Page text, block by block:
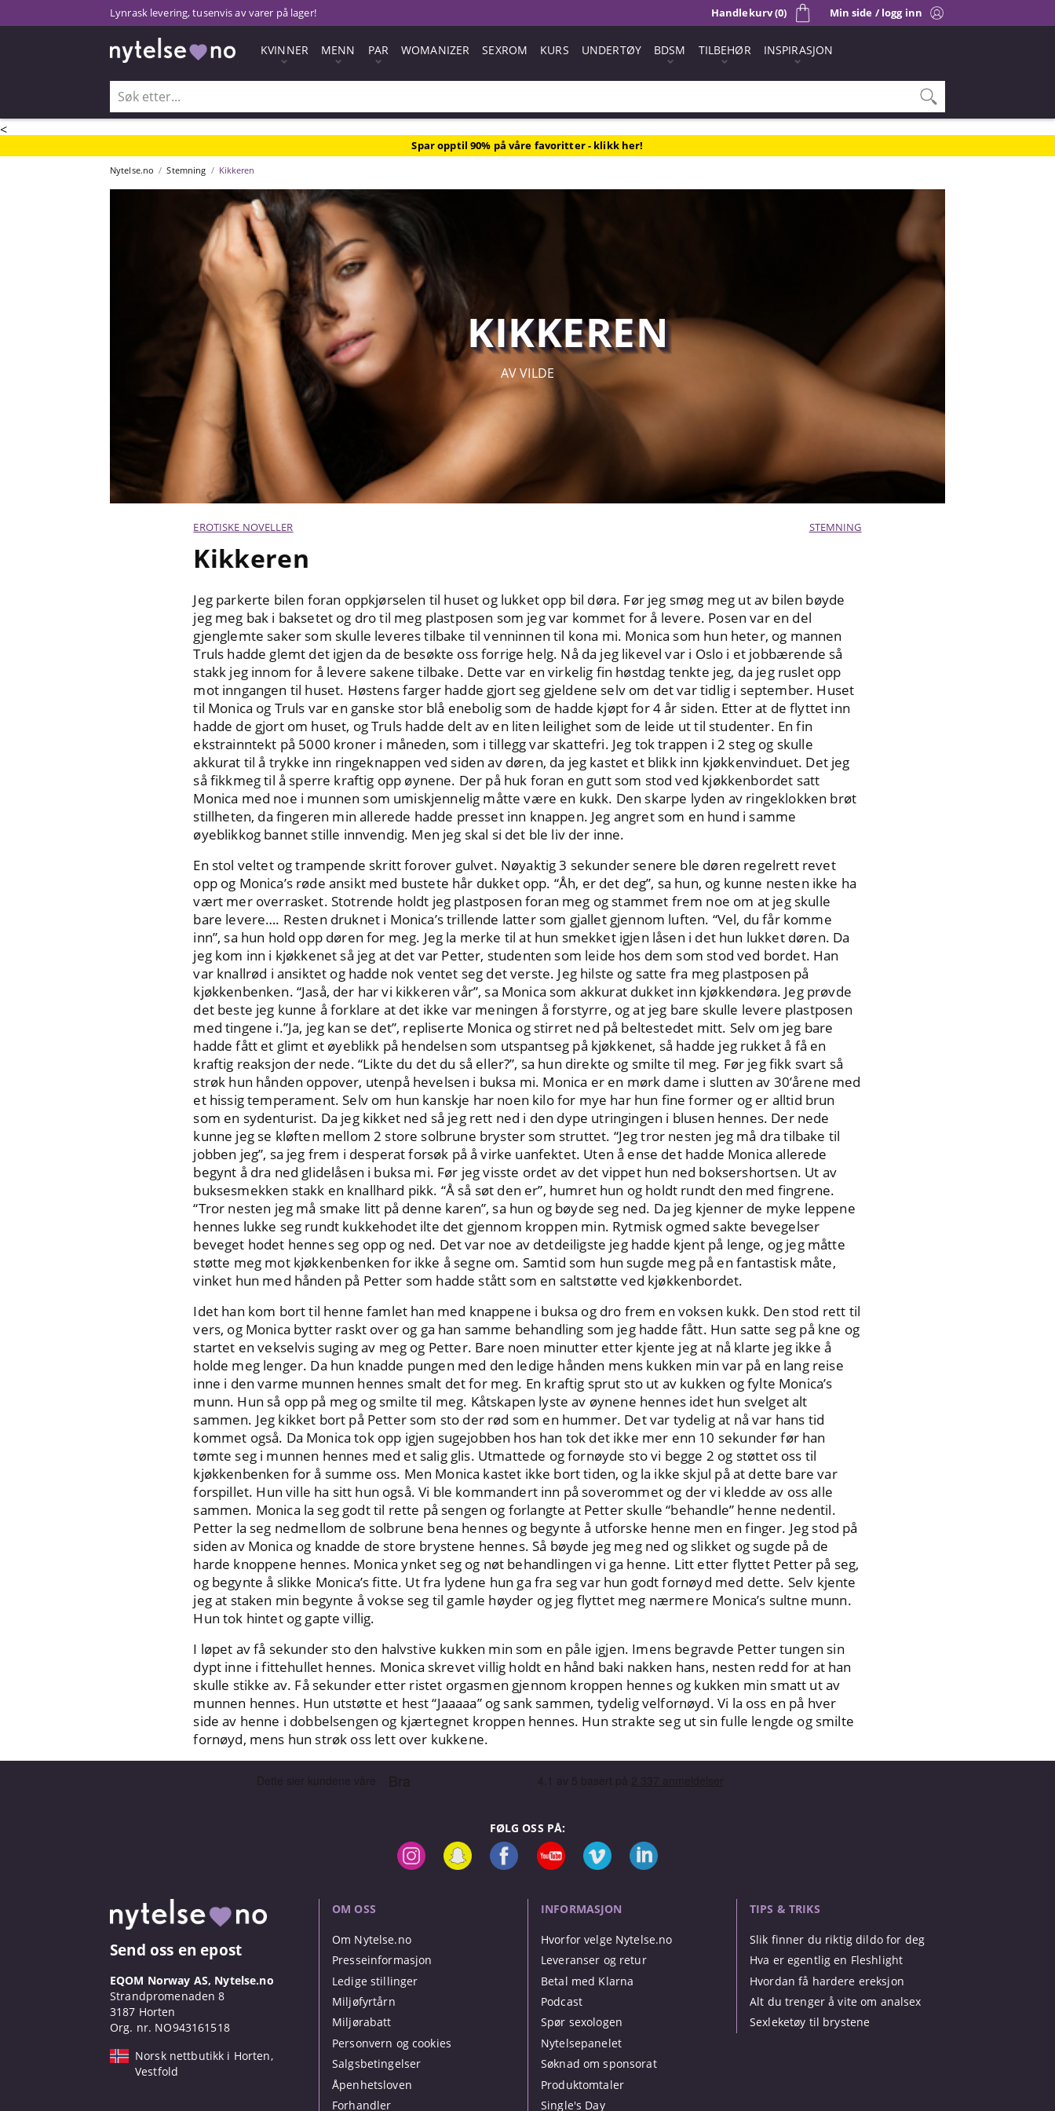
<
Lynrask levering, tusenvis av varer på lager! Min side / logg inn
Handlekurv (0)
KVINNER MENN PAR WOMANIZER SEXROM KURS UNDERTØY BDSM TILBEHØR INSPIRASJON
Spar opptil 90% på våre favoritter - klikk her!
Nytelse.no Stemning Kikkeren
KIKKEREN
AV VILDE
EROTISKE NOVELLER STEMNING
Kikkeren
Jeg parkerte bilen foran oppkjørselen til huset og lukket opp bil døra. Før jeg smøg meg ut av bilen bøyde
jeg meg bak i baksetet og dro til meg plastposen som jeg var kommet for å levere. Posen var en del
gjenglemte saker som skulle leveres tilbake til venninnen til kona mi. Monica som hun heter, og mannen
Truls hadde glemt det igjen da de besøkte oss forrige helg. Nå da jeg likevel var i Oslo i et jobbærende så
stakk jeg innom for å levere sakene tilbake. Dette var en virkelig fin høstdag tenkte jeg, da jeg ruslet opp
mot inngangen til huset. Høstens farger hadde gjort seg gjeldene selv om det var tidlig i september. Huset
til Monica og Truls var en ganske stor blå enebolig som de hadde kjøpt for 4 år siden. Etter at de flyttet inn
hadde de gjort om huset, og Truls hadde delt av en liten leilighet som de leide ut til studenter. En fin
ekstrainntekt på 5000 kroner i måneden, som i tillegg var skattefri. Jeg tok trappen i 2 steg og skulle
akkurat til å trykke inn ringeknappen ved siden av døren, da jeg kastet et blikk inn kjøkkenvinduet. Det jeg
så fikkmeg til å sperre kraftig opp øynene. Der på huk foran en gutt som stod ved kjøkkenbordet satt
Monica med noe i munnen som umiskjennelig måtte være en kukk. Den skarpe lyden av ringeklokken brøt
stillheten, da fingeren min allerede hadde presset inn knappen. Jeg angret som en hund i samme
øyeblikkog bannet stille innvendig. Men jeg skal si det ble liv der inne.
En stol veltet og trampende skritt forover gulvet. Nøyaktig 3 sekunder senere ble døren regelrett revet
opp og Monica’s røde ansikt med bustete hår dukket opp. “Åh, er det deg”, sa hun, og kunne nesten ikke ha
vært mer overrasket. Stotrende holdt jeg plastposen foran meg og stammet frem noe om at jeg skulle
bare levere…. Resten druknet i Monica’s trillende latter som gjallet gjennom luften. “Vel, du får komme
inn”, sa hun hold opp døren for meg. Jeg la merke til at hun smekket igjen låsen i det hun lukket døren. Da
jeg kom inn i kjøkkenet så jeg at det var Petter, studenten som leide hos dem som stod ved bordet. Han
var knallrød i ansiktet og hadde nok ventet seg det verste. Jeg hilste og satte fra meg plastposen på
kjøkkenbenken. “Jaså, der har vi kikkeren vår”, sa Monica som akkurat dukket inn kjøkkendøra. Jeg prøvde
det beste jeg kunne å forklare at det ikke var meningen å forstyrre, og at jeg bare skulle levere plastposen
med tingene i.”Ja, jeg kan se det”, repliserte Monica og stirret ned på beltestedet mitt. Selv om jeg bare
hadde fått et glimt et øyeblikk på hendelsen som utspantseg på kjøkkenet, så hadde jeg rukket å få en
kraftig reaksjon der nede. “Likte du det du så eller?”, sa hun direkte og smilte til meg. Før jeg fikk svart så
strøk hun hånden oppover, utenpå hevelsen i buksa mi. Monica er en mørk dame i slutten av 30’årene med
et hissig temperament. Selv om hun kanskje har noen kilo for mye har hun fine former og er alltid brun
som en sydenturist. Da jeg kikket ned så jeg rett ned i den dype utringingen i blusen hennes. Der nede
kunne jeg se kløften mellom 2 store solbrune bryster som struttet. “Jeg tror nesten jeg må dra tilbake til
jobben jeg”, sa jeg frem i desperat forsøk på å virke uanfektet. Uten å ense det hadde Monica allerede
begynt å dra ned glidelåsen i buksa mi. Før jeg visste ordet av det vippet hun ned boksershortsen. Ut av
buksesmekken stakk en knallhard pikk. “Å så søt den er”, humret hun og holdt rundt den med fingrene.
“Tror nesten jeg må smake litt på denne karen”, sa hun og bøyde seg ned. Da jeg kjenner de myke leppene
hennes lukke seg rundt kukkehodet ilte det gjennom kroppen min. Rytmisk ogmed sakte bevegelser
beveget hodet hennes seg opp og ned. Det var noe av detdeiligste jeg hadde kjent på lenge, og jeg måtte
støtte meg mot kjøkkenbenken for ikke å segne om. Samtid som hun sugde meg på en fantastisk måte,
vinket hun med hånden på Petter som hadde stått som en saltstøtte ved kjøkkenbordet.
Idet han kom bort til henne famlet han med knappene i buksa og dro frem en voksen kukk. Den stod rett til
vers, og Monica bytter raskt over og ga han samme behandling som jeg hadde fått. Hun satte seg på kne og
startet en vekselvis suging av meg og Petter. Bare noen minutter etter kjente jeg at nå klarte jeg ikke å
holde meg lenger. Da hun knadde pungen med den ledige hånden mens kukken min var på en lang reise
inne i den varme munnen hennes smalt det for meg. En kraftig sprut sto ut av kukken og fylte Monica’s
munn. Hun så opp på meg og smilte til meg. Kåtskapen lyste av øynene hennes idet hun svelget alt
sammen. Jeg kikket bort på Petter som sto der rød som en hummer. Det var tydelig at nå var hans tid
kommet også. Da Monica tok opp igjen sugejobben hos han tok det ikke mer enn 10 sekunder før han
tømte seg i munnen hennes med et salig glis. Utmattede og fornøyde sto vi begge 2 og støttet oss til
kjøkkenbenken for å summe oss. Men Monica kastet ikke bort tiden, og la ikke skjul på at dette bare var
forspillet. Hun ville ha sitt hun også. Vi ble kommandert inn på soverommet og der vi kledde av oss alle
sammen. Monica la seg godt til rette på sengen og forlangte at Petter skulle “behandle” henne nedentil.
Petter la seg nedmellom de solbrune bena hennes og begynte å utforske henne men en finger. Jeg stod på
siden av Monica og knadde de store brystene hennes. Så bøyde jeg meg ned og slikket og sugde på de
harde knoppene hennes. Monica ynket seg og nøt behandlingen vi ga henne. Litt etter flyttet Petter på seg,
og begynte å slikke Monica’s fitte. Ut fra lydene hun ga fra seg var hun godt fornøyd med dette. Selv kjente
jeg at staken min begynte å vokse seg til gamle høyder og jeg flyttet meg nærmere Monica’s sultne munn.
Hun tok hintet og gapte villig.
I løpet av få sekunder sto den halvstive kukken min som en påle igjen. Imens begravde Petter tungen sin
dypt inne i fittehullet hennes. Monica skrevet villig holdt en hånd baki nakken hans, nesten redd for at han
skulle stikke av. Få sekunder etter ristet orgasmen gjennom kroppen hennes og kukken min smatt ut av
munnen hennes. Hun utstøtte et hest “Jaaaaa” og sank sammen, tydelig velfornøyd. Vi la oss en på hver
side av henne i dobbelsengen og kjærtegnet kroppen hennes. Hun strakte seg ut sin fulle lengde og smilte
fornøyd, mens hun strøk oss lett over kukkene.
FØLG OSS PÅ:
Send oss en epost
EQOM Norway AS, Nytelse.no
Strandpromenaden 8
3187 Horten
Org. nr. NO943161518
Norsk nettbutikk i Horten,
Vestfold
OM OSS
Om Nytelse.no
Presseinformasjon
Ledige stillinger
Miljøfyrtårn
Miljørabatt
Personvern og cookies
Salgsbetingelser
Åpenhetsloven
Forhandler
INFORMASJON
Hvorfor velge Nytelse.no
Leveranser og retur
Betal med Klarna
Podcast
Spør sexologen
Nytelsepanelet
Søknad om sponsorat
Produktomtaler
Single's Day
TIPS & TRIKS
Slik finner du riktig dildo for deg
Hva er egentlig en Fleshlight
Hvordan få hardere ereksjon
Alt du trenger å vite om analsex
Sexleketøy til brystene